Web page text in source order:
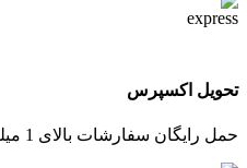
تحویل اکسپرس
حمل رایگان سفارشات بالای 1 میلیون تومان